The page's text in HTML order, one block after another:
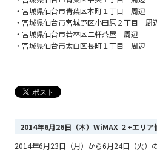
・宮城県仙台市青葉区本町１丁目 周辺
・宮城県仙台市宮城野区小田原２丁目 周
・宮城県仙台市若林区二軒茶屋 周辺
・宮城県仙台市太白区長町１丁目 周辺
2014年6月26日（木）WiMAX ２+エリア
2014年6月23日（月）から6月24日（火）